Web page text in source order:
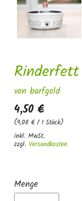
von barfgold
4,50 €
(9,00 € / 1 Stück)
inkl. MwSt.
zzgl. Versandkosten
Menge